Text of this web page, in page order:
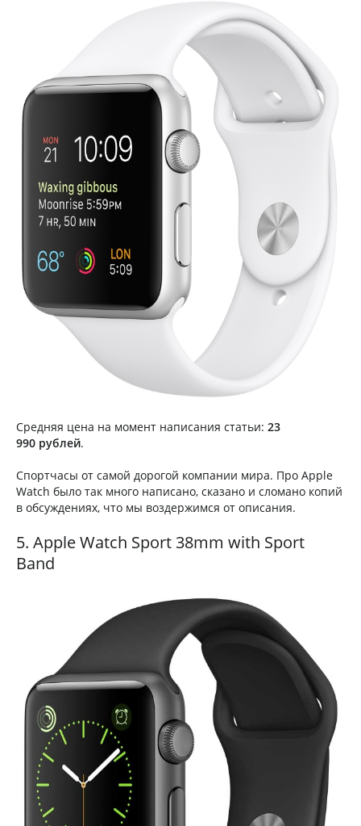
Средняя цена на момент написания статьи: 23
990 рублей.
Спортчасы от самой дорогой компании мира. Про Apple
Watch было так много написано, сказано и сломано копий
в обсуждениях, что мы воздержимся от описания.
5. Apple Watch Sport 38mm with Sport
Band